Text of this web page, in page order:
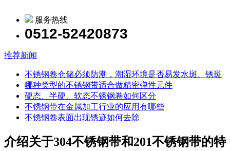
服务热线
0512-52420873
推荐新闻
不锈钢卷仓储必须防潮，潮湿环境是否易发水斑、锈斑
哪种类型的不锈钢带适合做精密弹性元件
硬态、半硬、软态不锈钢卷如何区分
不锈钢带在金属加工行业的应用有哪些
不锈钢卷表面出现锈迹如何去除
介绍关于304不锈钢带和201不锈钢带的特